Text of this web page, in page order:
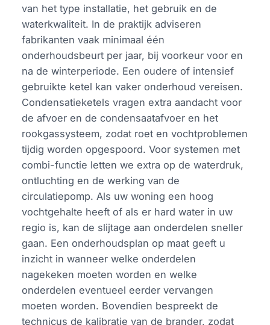
van het type installatie, het gebruik en de
waterkwaliteit. In de praktijk adviseren
fabrikanten vaak minimaal één
onderhoudsbeurt per jaar, bij voorkeur voor en
na de winterperiode. Een oudere of intensief
gebruikte ketel kan vaker onderhoud vereisen.
Condensatieketels vragen extra aandacht voor
de afvoer en de condensaatafvoer en het
rookgassysteem, zodat roet en vochtproblemen
tijdig worden opgespoord. Voor systemen met
combi-functie letten we extra op de waterdruk,
ontluchting en de werking van de
circulatiepomp. Als uw woning een hoog
vochtgehalte heeft of als er hard water in uw
regio is, kan de slijtage aan onderdelen sneller
gaan. Een onderhoudsplan op maat geeft u
inzicht in wanneer welke onderdelen
nagekeken moeten worden en welke
onderdelen eventueel eerder vervangen
moeten worden. Bovendien bespreekt de
technicus de kalibratie van de brander, zodat